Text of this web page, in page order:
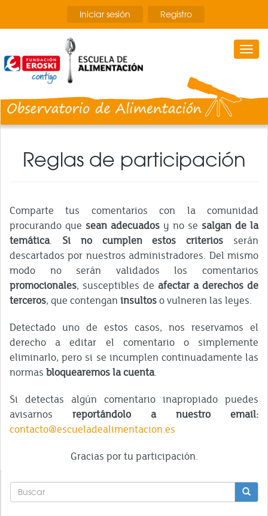
contenido
Iniciar sesión Registro
Reglas de participación
Comparte tus comentarios con la comunidad
procurando que sean adecuados y no se salgan de la
temática. Si no cumplen estos criterios serán
descartados por nuestros administradores. Del mismo
modo no serán validados los comentarios
promocionales, susceptibles de afectar a derechos de
terceros, que contengan insultoso vulneren las leyes.
Detectado uno de estos casos, nos reservamos el
derecho a editar el comentario o simplemente
eliminarlo, pero si se incumplen continuadamente las
normas bloquearemos la cuenta.
Si detectas algún comentario inapropiado puedes
avisarnos reportándolo a nuestro email:
contacto@escueladealimentacion.es
Gracias por tu participación.
FORMULARIO
DE